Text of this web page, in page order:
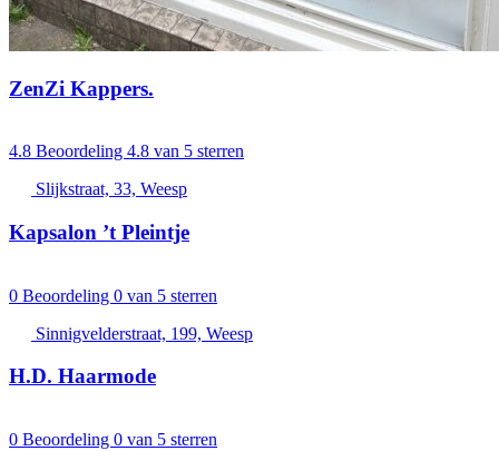
ZenZi Kappers.
4.8 Beoordeling 4.8 van 5 sterren
Slijkstraat, 33, Weesp
Kapsalon ’t Pleintje
0 Beoordeling 0 van 5 sterren
Sinnigvelderstraat, 199, Weesp
H.D. Haarmode
0 Beoordeling 0 van 5 sterren